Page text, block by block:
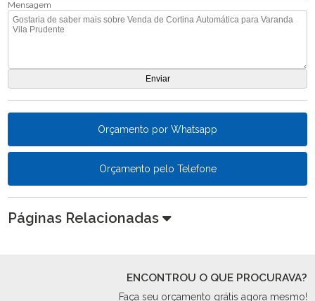
Mensagem
Orçamento por Whatsapp
Orçamento pelo Telefone
Páginas Relacionadas
ENCONTROU O QUE PROCURAVA?
Faça seu orçamento grátis agora mesmo!